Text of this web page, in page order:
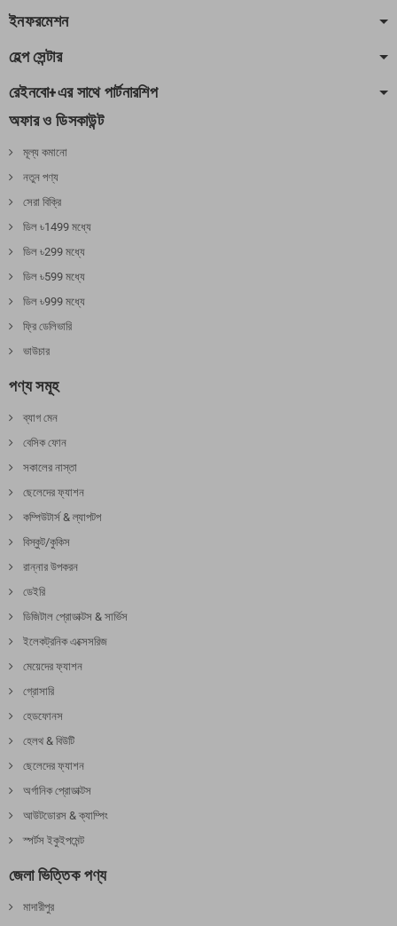
ইনফরমেশন
হেল্প সেন্টার
রেইনবো+এর সাথে পার্টনারশিপ
অফার ও ডিসকাউন্ট
মূল্য কমানো
নতুন পণ্য
সেরা বিক্রি
ডিল ৳1499 মধ্যে
ডিল ৳299 মধ্যে
ডিল ৳599 মধ্যে
ডিল ৳999 মধ্যে
ফ্রি ডেলিভারি
ভাউচার
পণ্য সমূহ
ব্যাগ মেন
বেসিক ফোন
সকালের নাস্তা
ছেলেদের ফ্যাশন
কম্পিউটার্স & ল্যাপটপ
বিস্কুট/কুকিস
রান্নার উপকরন
ডেইরি
ডিজিটাল প্রোডাক্টস & সার্ভিস
ইলেকট্রনিক এক্সেসরিজ
মেয়েদের ফ্যাশন
গ্রোসারি
হেডফোনস
হেলথ & বিউটি
ছেলেদের ফ্যাশন
অর্গানিক প্রোডাক্টস
আউটডোরস & ক্যাম্পিং
স্পর্টস ইকুইপমেন্ট
জেলা ভিত্তিক পণ্য
মাদারীপুর